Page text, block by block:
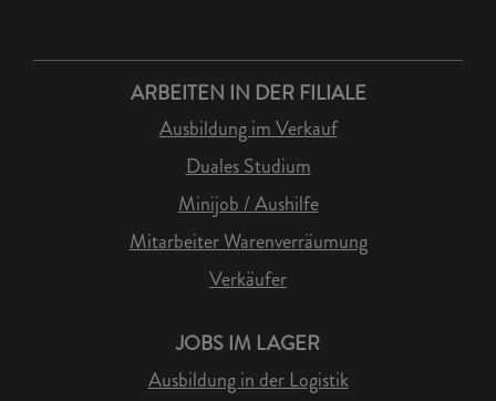
ARBEITEN IN DER FILIALE
Ausbildung im Verkauf
Duales Studium
Minijob / Aushilfe
Mitarbeiter Warenverräumung
Verkäufer
JOBS IM LAGER
Ausbildung in der Logistik